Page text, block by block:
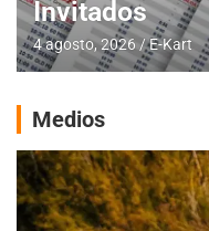
Invitados
4 agosto, 2026 E-Kart
Medios